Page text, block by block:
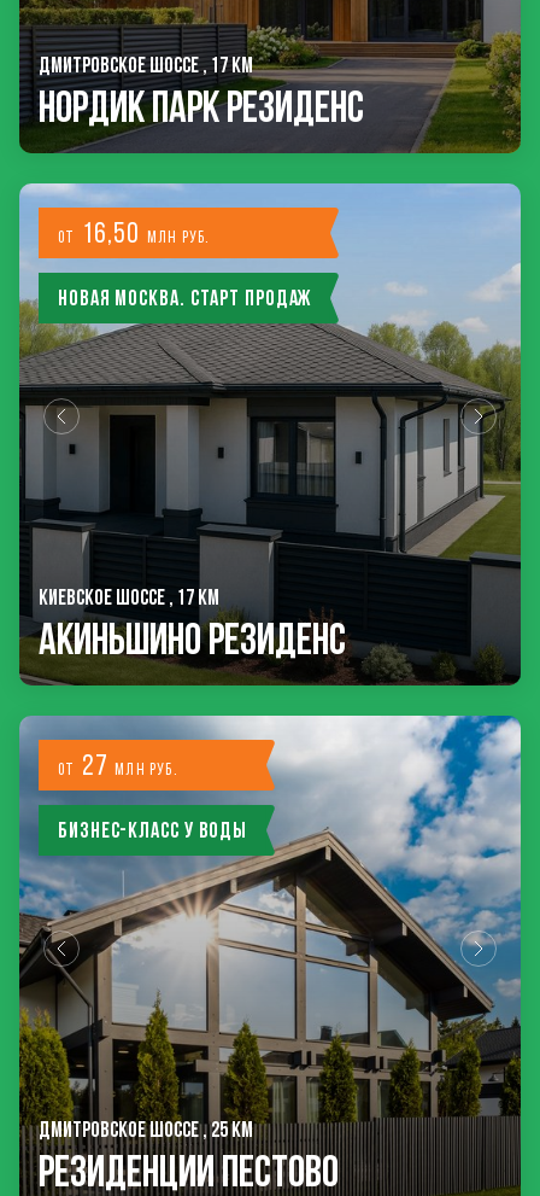
ДМИТРОВСКОЕ ШОССЕ , 17 КМ
Нордик Парк Резиденс
от 16,50 млн руб.
Новая Москва. Старт продаж
КИЕВСКОЕ ШОССЕ , 17 КМ
Акиньшино Резиденс
от 27млн руб.
Бизнес-класс у воды
ДМИТРОВСКОЕ ШОССЕ , 25 КМ
РЕЗИДЕНЦИИ ПЕСТОВО